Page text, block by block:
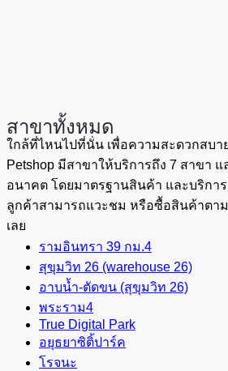
สาขาทั้งหมด
ใกล้ที่ไหนไปที่นั่น เพื่อความสะดวกสบา
Petshop มีสาขาให้บริการถึง 7 สาขา
อนาคต โดยมาตรฐานสินค้า และบริการ
ลูกค้าสามารถแวะชม หรือซื้อสินค้าตา
เลย
รามอินทรา 39 กม.4
สุขุมวิท 26 (warehouse 26)
อาบน้ำ-ตัดขน (สุขุมวิท 26)
พระราม4
True Digital Park
อยุธยาซิติ้ปาร์ค
โรจนะ